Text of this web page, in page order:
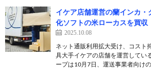
イケア店舗運営の蘭インカ
化ソフトの米ローカスを買収
2025.10.08
ネット通販利用拡大受け、コスト
具大手イケアの店舗を運営してい
ープは10月7日、運送事業者向け